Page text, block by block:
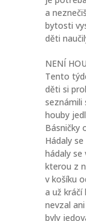
a
bytosti
děti
NENÍ
Tento
děti si
seznámili
houby
Básničky
Hádaly
hádaly se
kterou z
v košíku
a už kráčí
nevzal
byly